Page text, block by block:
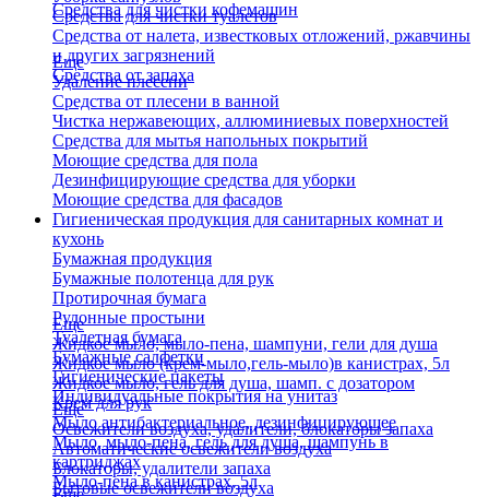
Средства для чистки кофемашин
Средства для чистки туалетов
Средства от налета, известковых отложений, ржавчины
и других загрязнений
Средства от запаха
Еще
Удаление плесени
Средства от плесени в ванной
Чистка нержавеющих, аллюминиевых поверхностей
Средства для мытья напольных покрытий
Моющие средства для пола
Дезинфицирующие средства для уборки
Моющие средства для фасадов
Гигиеническая продукция для санитарных комнат и
кухонь
Бумажная продукция
Бумажные полотенца для рук
Протирочная бумага
Рулонные простыни
Туалетная бумага
Бумажные салфетки
Гигиенические пакеты
Индивидуальные покрытия на унитаз
Еще
Жидкое мыло, мыло-пена, шампуни, гели для душа
Жидкое мыло (крем-мыло,гель-мыло)в канистрах, 5л
Жидкое мыло, гель для душа, шамп. с дозатором
Крем для рук
Мыло антибактериальное, дезинфицирующее
Мыло, мыло-пена, гель для душа, шампунь в
картриджах
Мыло-пена в канистрах, 5л
Еще
Освежители воздуха, удалители, блокаторы запаха
Автоматические освежители воздуха
Блокаторы, удалители запаха
Бытовые освежители воздуха